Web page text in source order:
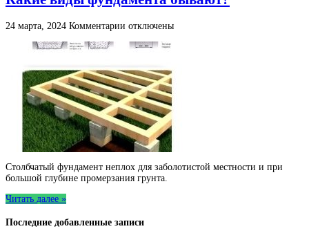
24 марта, 2024 Комментарии к
Какие
фундамента
бывают?
отключены
Столбчатый фундамент неплох для заболотистой местности и при
большой глубине промерзания грунта.
Читать далее »
Последние добавленные записи